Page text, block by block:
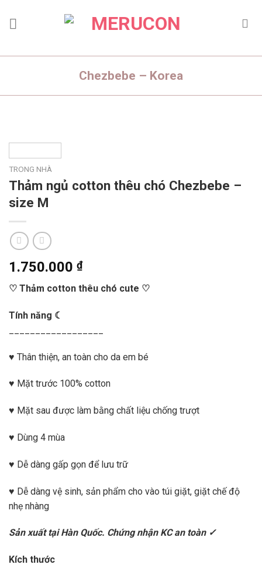
Chezbebe – Korea
TRONG NHÀ
Thảm ngủ cotton thêu chó Chezbebe –
size M
1.750.000 ₫
♡ Thảm cotton thêu chó cute ♡
Tính năng ☾
♥ Thân thiện, an toàn cho da em bé
♥ Mặt trước 100% cotton
♥ Mặt sau được làm bằng chất liệu chống trượt
♥ Dùng 4 mùa
♥ Dễ dàng gấp gọn để lưu trữ
♥ Dễ dàng vệ sinh, sản phẩm cho vào túi giặt, giặt chế độ
nhẹ nhàng
Sản xuất tại Hàn Quốc. Chứng nhận KC an toàn ✓
Kích thước